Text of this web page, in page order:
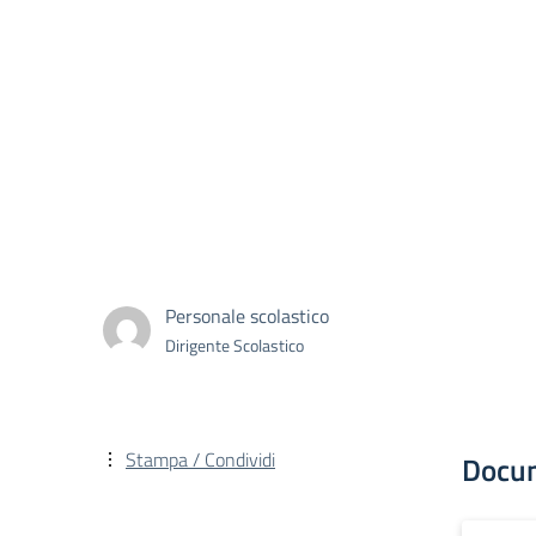
Personale scolastico
Dirigente Scolastico
Stampa / Condividi